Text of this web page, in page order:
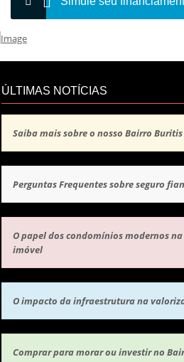
ÚLTIMAS NOTÍCIAS
Saiba mais sobre o nosso Bairro Buritis
Perguntas Frequentes sobre seguro
O papel dos condomínios modernos
imóvel
O impacto da infraestrutura na
Comprar para morar ou investir no